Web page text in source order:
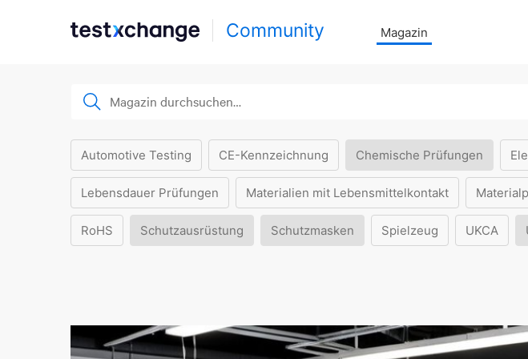
Community Magazin
Automotive Testing CE-Kennzeichnung Chemische Prüfungen
Lebensdauer Prüfungen Materialien mit Lebensmittelkontakt
RoHS Schutzausrüstung Schutzmasken Spielzeug UKCA